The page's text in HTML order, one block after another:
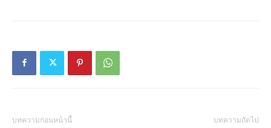
บทความก่อนหน้านี้ บทความถัดไป